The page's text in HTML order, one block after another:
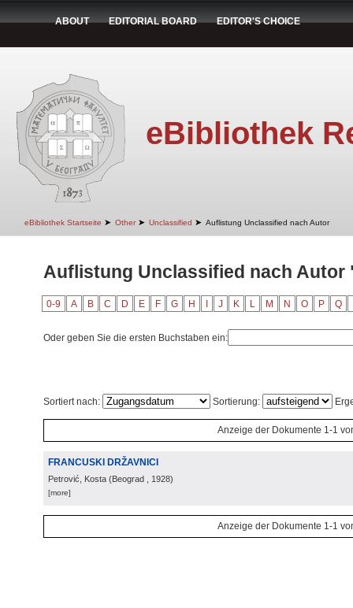
ABOUT EDITORIAL BOARD EDITOR'S CHOICE
eBibliothek
eBibliothek Startseite ➤ Other ➤ Unclassified ➤ Auflistung Unclassified nach Autor
Auflistung Unclassified nach
0-9 A B C D E F G H J K L M N O P Q
Oder geben Sie die ersten Buchstaben ein:
Sortiert nach: Sortierung:
Anzeige der Dokumente 1-1
FRANCUSKI DRŽAVNICI
Petrović, Kosta (Beograd , 1928)
[more]
Anzeige der Dokumente 1-1